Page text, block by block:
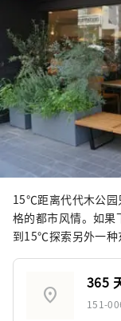
15℃距离代代木公园
格的都市风情。如果
到15℃探索另外一种
location_on
365
151-